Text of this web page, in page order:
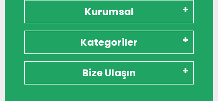
Kurumsal
Kategoriler
Bize Ulaşın